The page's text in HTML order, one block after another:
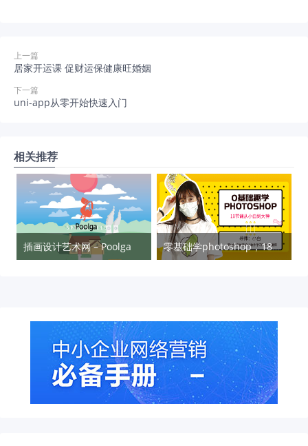
上一篇
居家开运课 促财运保健康旺婚姻
下一篇
uni-app从零开始快速入门
相关推荐
插画设计艺术网 – Poolga 零基础学photoshop，18节课从小白到大神